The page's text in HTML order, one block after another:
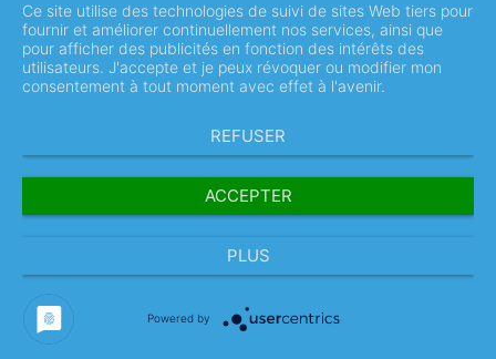
Ce site utilise des technologies de suivi de sites Web tiers pour
fournir et améliorer continuellement nos services, ainsi que
pour afficher des publicités en fonction des intérêts des
utilisateurs. J'accepte et je peux révoquer ou modifier mon
consentement à tout moment avec effet à l'avenir.
REFUSER
ACCEPTER
PLUS
Powered by